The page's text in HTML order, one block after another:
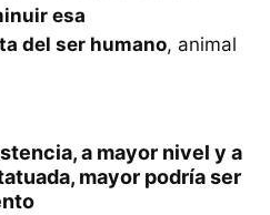
esa
del ser humano, animal
a mayor nivel y a
mayor podría ser